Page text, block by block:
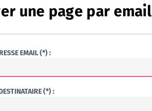
une page par email
EMAIL (*) :
(*) :